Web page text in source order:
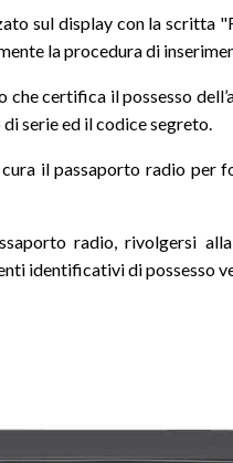
sul display con la scritta
la procedura di
che certifica il possesso
serie ed il codice segreto.
il passaporto radio
radio, rivolgersi
identificativi di possesso